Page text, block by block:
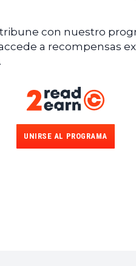
con nuestro
a recompensas
UNIRSE AL PROGRAMA